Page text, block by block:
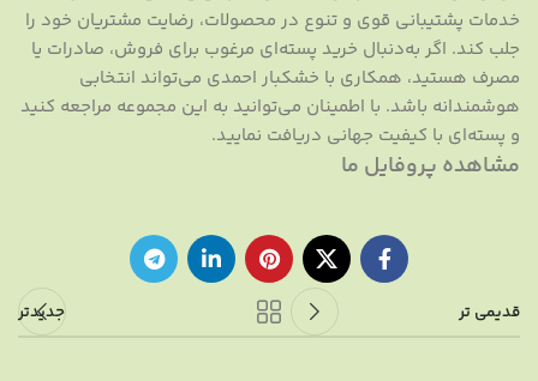
خدمات پشتیبانی قوی و تنوع در محصولات، رضایت مشتریان خود را
جلب کند. اگر به‌دنبال خرید پسته‌ای مرغوب برای فروش، صادرات یا
مصرف هستید، همکاری با خشکبار احمدی می‌تواند انتخابی
هوشمندانه باشد. با اطمینان می‌توانید به این مجموعه مراجعه کنید
و پسته‌ای با کیفیت جهانی دریافت نمایید.
مشاهده پروفایل ما
جدیدتر قدیمی تر